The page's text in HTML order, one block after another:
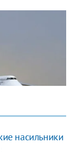
насильники